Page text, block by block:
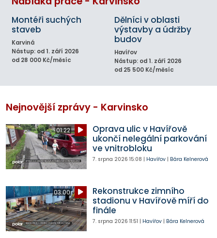
Montéři suchých
staveb
Karviná
Nástup: od 1. září 2026
od 28 000 Kč/měsíc
Dělníci v oblasti
výstavby a údržby
budov
Havířov
Nástup: od 1. září 2026
od 25 500 Kč/měsíc
Nejnovější zprávy - Karvinsko
01:22
Oprava ulic v Havířově
ukončí nelegální parkování
ve vnitrobloku
7. srpna 2026 15:08 | Havířov| Bára Kelnerová
03:00
Rekonstrukce zimního
stadionu v Havířově míří do
finále
7. srpna 2026 11:51 | Havířov| Bára Kelnerová